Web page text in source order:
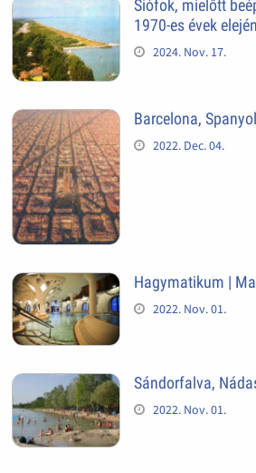
Siófok, mielőtt
1970-es évek elején
2024. Nov. 17.
Barcelona,
2022. Dec. 04.
Hagymatikum |
2022. Nov. 01.
Sándorfalva,
2022. Nov. 01.